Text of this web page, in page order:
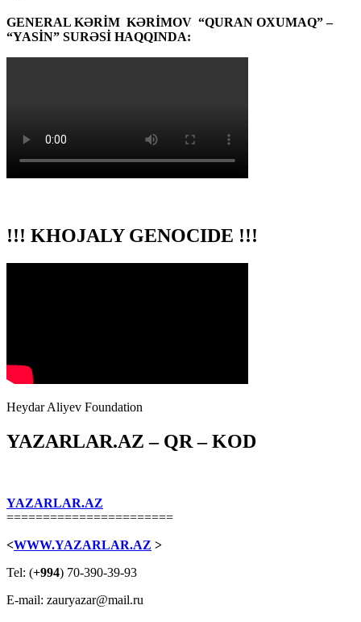
GENERAL KƏRİM KƏRİMOV “QURAN OXUMAQ” –
“YASİN” SURƏSİ HAQQINDA:
!!! KHOJALY GENOCIDE !!!
Heydar Aliyev Foundation
YAZARLAR.AZ – QR – KOD
YAZARLAR.AZ
=======================
<WWW.YAZARLAR.AZ >
Tel: (+994) 70-390-39-93
E-mail: zauryazar@mail.ru